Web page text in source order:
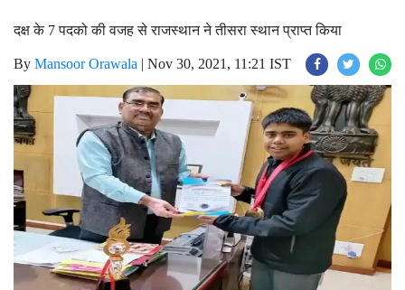
दक्ष के 7 पदको की वजह से राजस्थान ने तीसरा स्थान प्राप्त किया
By Mansoor Orawala | Nov 30, 2021, 11:21 IST